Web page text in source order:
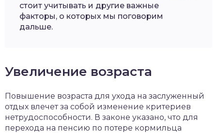
стоит учитывать и другие важные
факторы, о которых мы поговорим
дальше.
Увеличение возраста
Повышение возраста для ухода на заслуженный
отдых влечет за собой изменение критериев
нетрудоспособности. В законе указано, что для
перехода на пенсию по потере кормильца